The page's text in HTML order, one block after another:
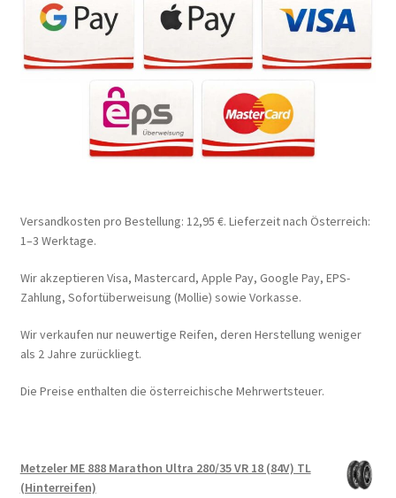
Versandkosten pro Bestellung: 12,95 €. Lieferzeit nach Österreich:
1–3 Werktage.
Wir akzeptieren Visa, Mastercard, Apple Pay, Google Pay, EPS-
Zahlung, Sofortüberweisung (Mollie) sowie Vorkasse.
Wir verkaufen nur neuwertige Reifen, deren Herstellung weniger
als 2 Jahre zurückliegt.
Die Preise enthalten die österreichische Mehrwertsteuer.
Metzeler ME 888 Marathon Ultra 280/35 VR 18 (84V) TL
(Hinterreifen)